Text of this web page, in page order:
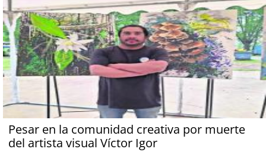
Pesar en la comunidad creativa por muerte
del artista visual Víctor Igor